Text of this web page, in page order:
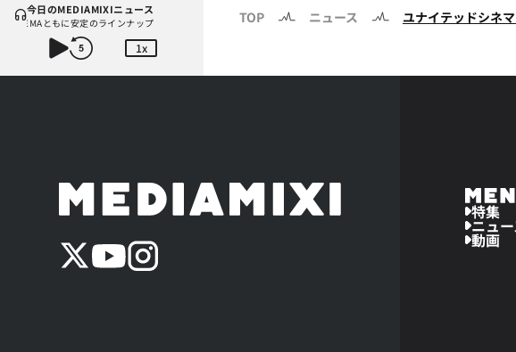
今日のMEDIAMIXIニュース
ともに安定のラインナップ 堺雅人『VIVANT』が2週連続の首位！TVer、ABEMA
1x
TOP ニュース ユナイテッドシネ
特集
ニュ
動画